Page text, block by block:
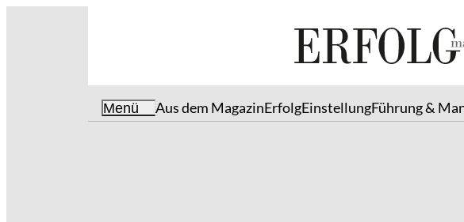
Menü Aus dem MagazinErfolgEinstellungFührung &